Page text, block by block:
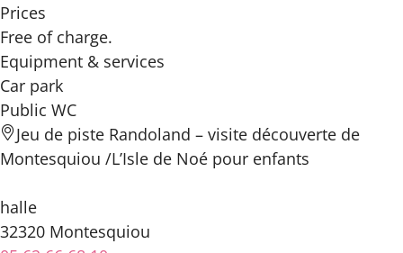
Prices
Free of charge.
Equipment & services
Car park
Public WC
Jeu de piste Randoland – visite découverte de
Montesquiou /L’Isle de Noé pour enfants
halle
32320 Montesquiou